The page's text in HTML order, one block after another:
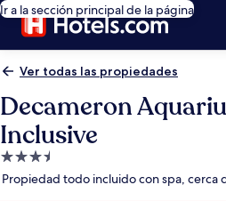
Ir a la sección principal de la página
Ver todas las propiedades
Decameron
Inclusive
Propiedad
de
Propiedad todo incluido con spa, cerca